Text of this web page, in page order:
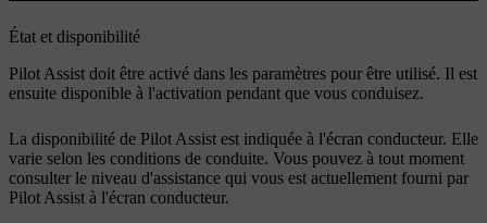
État et disponibilité
Pilot Assist doit être activé dans les paramètres pour être utilisé. Il est
ensuite disponible à l'activation pendant que vous conduisez.
La disponibilité de Pilot Assist est indiquée à l'écran conducteur. Elle
varie selon les conditions de conduite. Vous pouvez à tout moment
consulter le niveau d'assistance qui vous est actuellement fourni par
Pilot Assist à l'écran conducteur.